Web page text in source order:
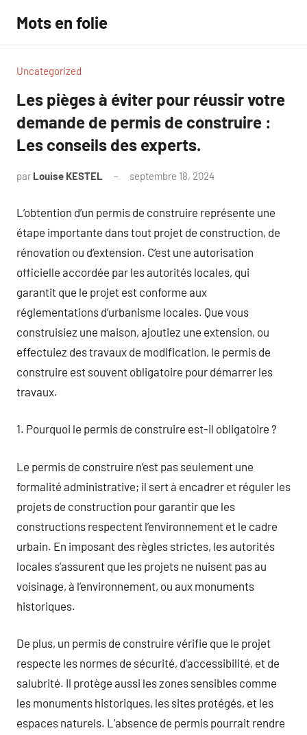
contenu
Mots en folie
Uncategorized
Les pièges à éviter pour réussir votre
demande de permis de construire :
Les conseils des experts.
par Louise KESTEL septembre 18, 2024
L’obtention d’un permis de construire représente une
étape importante dans tout projet de construction, de
rénovation ou d’extension. C’est une autorisation
officielle accordée par les autorités locales, qui
garantit que le projet est conforme aux
réglementations d’urbanisme locales. Que vous
construisiez une maison, ajoutiez une extension, ou
effectuiez des travaux de modification, le permis de
construire est souvent obligatoire pour démarrer les
travaux.
1. Pourquoi le permis de construire est-il obligatoire ?
Le permis de construire n’est pas seulement une
formalité administrative; il sert à encadrer et réguler les
projets de construction pour garantir que les
constructions respectent l’environnement et le cadre
urbain. En imposant des règles strictes, les autorités
locales s’assurent que les projets ne nuisent pas au
voisinage, à l’environnement, ou aux monuments
historiques.
De plus, un permis de construire vérifie que le projet
respecte les normes de sécurité, d’accessibilité, et de
salubrité. Il protège aussi les zones sensibles comme
les monuments historiques, les sites protégés, et les
espaces naturels. L’absence de permis pourrait rendre